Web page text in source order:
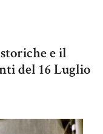
e il
del 16 Luglio